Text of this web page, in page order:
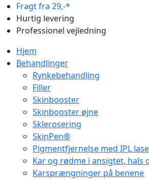
Fragt fra 29,-*
Hurtig levering
Professionel vejledning
Hjem
Behandlinger
Rynkebehandling
Filler
Skinbooster
Skinbooster øjne
Sklerosering
SkinPen®
Pigmentfjernelse med IPL
Kar og rødme i ansigtet, hals
Karsprængninger på benene